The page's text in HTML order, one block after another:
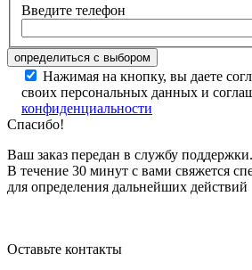
Введите телефон
Нажимая на кнопку, вы даете
своих персональных данных и
конфиденциальности
Спасибо!
Ваш заказ передан в службу поддержки.
В течение 30 минут с вами свяжется
для определения дальнейших действий
Оставьте контакты